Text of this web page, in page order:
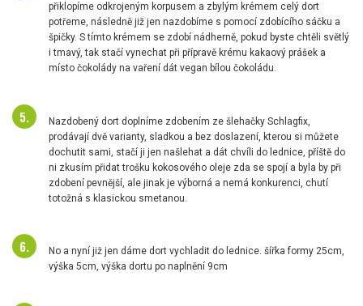
přiklopíme odkrojeným korpusem a zbylým krémem celý dort
potřeme, následně již jen nazdobíme s pomocí zdobícího sáčku a
špičky. S tímto krémem se zdobí nádherně, pokud byste chtěli světlý
i tmavý, tak stačí vynechat při přípravě krému kakaový prášek a
místo čokolády na vaření dát vegan bílou čokoládu.
Nazdobený dort doplníme zdobením ze šlehačky Schlagfix,
prodávají dvě varianty, sladkou a bez doslazení, kterou si můžete
dochutit sami, stačí ji jen našlehat a dát chvíli do lednice, příště do
ni zkusím přidat trošku kokosového oleje zda se spojí a byla by při
zdobení pevnější, ale jinak je výborná a nemá konkurenci, chutí
totožná s klasickou smetanou.
No a nyní již jen dáme dort vychladit do lednice. šířka formy 25cm,
výška 5cm, výška dortu po naplnění 9cm